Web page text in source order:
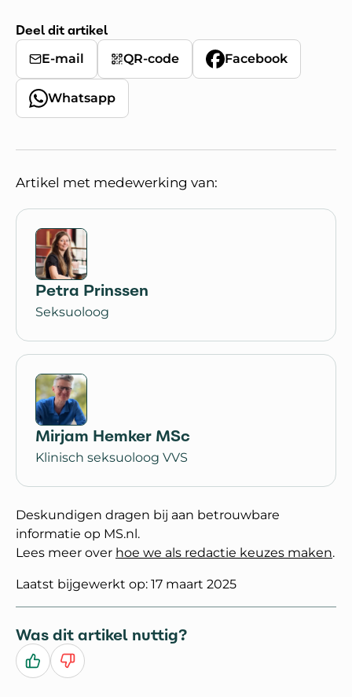
Deel dit artikel
E-mail QR-code Facebook
Whatsapp
Artikel met medewerking van:
Petra Prinssen
Seksuoloog
Mirjam Hemker MSc
Klinisch seksuoloog VVS
Deskundigen dragen bij aan betrouwbare
informatie op MS.nl.
Lees meer over hoe we als redactie keuzes maken.
Laatst bijgewerkt op: 17 maart 2025
Was dit artikel nuttig?
Ja Nee